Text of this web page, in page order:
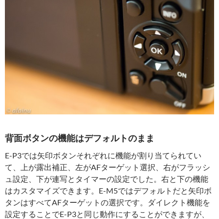
背面ボタンの機能はデフォルトのまま
E-P3では矢印ボタンそれぞれに機能が割り当てられてい
て、上が露出補正、左がAFターゲット選択、右がフラッシ
ュ設定、下が連写とタイマーの設定でした。右と下の機能
はカスタマイズできます。E-M5ではデフォルトだと矢印ボ
タンはすべてAFターゲットの選択です。ダイレクト機能を
設定することでE-P3と同じ動作にすることができますが、